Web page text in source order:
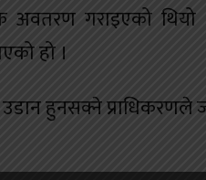
अवतरण गराइएको
हो ।
हुनसक्ने प्राधिकरणले